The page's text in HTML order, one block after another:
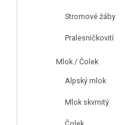
Stromové žáby
Pralesničkovití
Mlok / Čolek
Alpský mlok
Mlok skvrnitý